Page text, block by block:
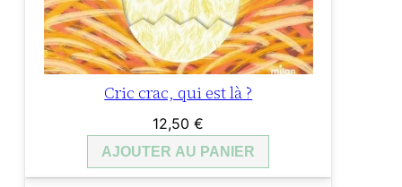
Cric crac, qui est là ?
12,50€
AJOUTER AU PANIER